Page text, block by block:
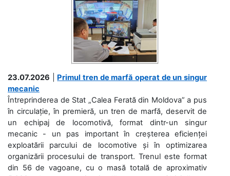
23.07.2026
Primul tren de marfă operat de un singur
mecanic
Întreprinderea de Stat „Calea Ferată din Moldova” a pus
în circulație, în premieră, un tren de marfă, deservit de
un echipaj de locomotivă, format dintr-un singur
mecanic - un pas important în creșterea eficienței
exploatării parcului de locomotive și în optimizarea
organizării procesului de transport. Trenul este format
din 56 de vagoane, cu o masă totală de aproximativ